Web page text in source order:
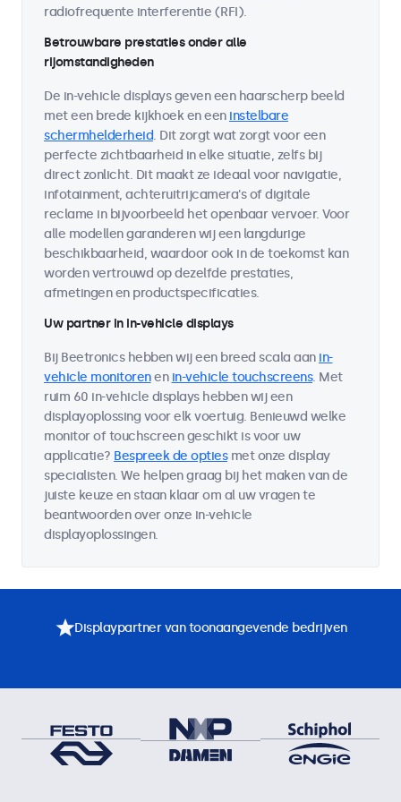
radiofrequente interferentie (RFI).
Betrouwbare prestaties onder alle
rijomstandigheden
De in-vehicle displays geven een haarscherp beeld
met een brede kijkhoek en een instelbare
schermhelderheid. Dit zorgt wat zorgt voor een
perfecte zichtbaarheid in elke situatie, zelfs bij
direct zonlicht. Dit maakt ze ideaal voor navigatie,
infotainment, achteruitrijcamera's of digitale
reclame in bijvoorbeeld het openbaar vervoer. Voor
alle modellen garanderen wij een langdurige
beschikbaarheid, waardoor ook in de toekomst kan
worden vertrouwd op dezelfde prestaties,
afmetingen en productspecificaties.
Uw partner in in-vehicle displays
Bij Beetronics hebben wij een breed scala aan in-
vehicle monitorenen in-vehicle touchscreens. Met
ruim 60 in-vehicle displays hebben wij een
displayoplossing voor elk voertuig. Benieuwd welke
monitor of touchscreen geschikt is voor uw
applicatie? Bespreek de optiesmet onze display
specialisten. We helpen graag bij het maken van de
juiste keuze en staan klaar om al uw vragen te
beantwoorden over onze in-vehicle
displayoplossingen.
Displaypartner van toonaangevende bedrijven